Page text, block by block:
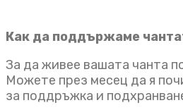
Как да поддържаме
За да живее вашата чанта
Можете през месец да я
за поддръжка и